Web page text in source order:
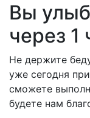
Вы
через 1
Не держите
уже сегодня
сможете
будете нам